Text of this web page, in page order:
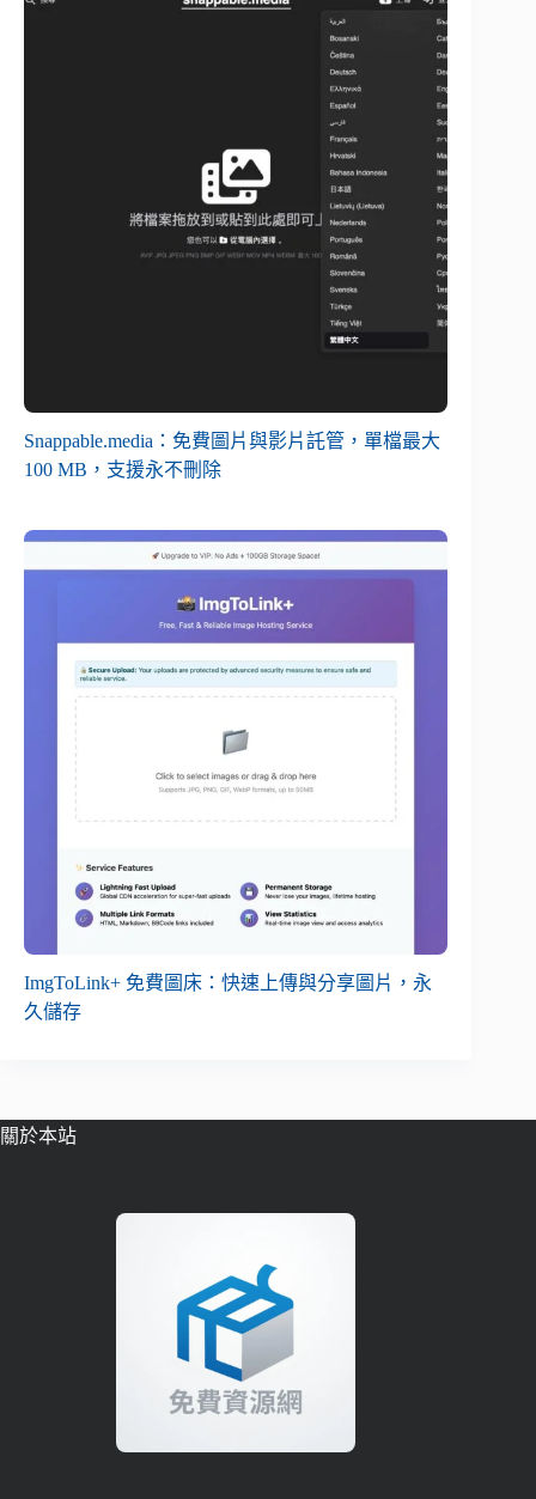
Snappable.media：免費圖片與影片託管，單檔最大
100 MB，支援永不刪除
ImgToLink+ 免費圖床：快速上傳與分享圖片，永
久儲存
關於本站